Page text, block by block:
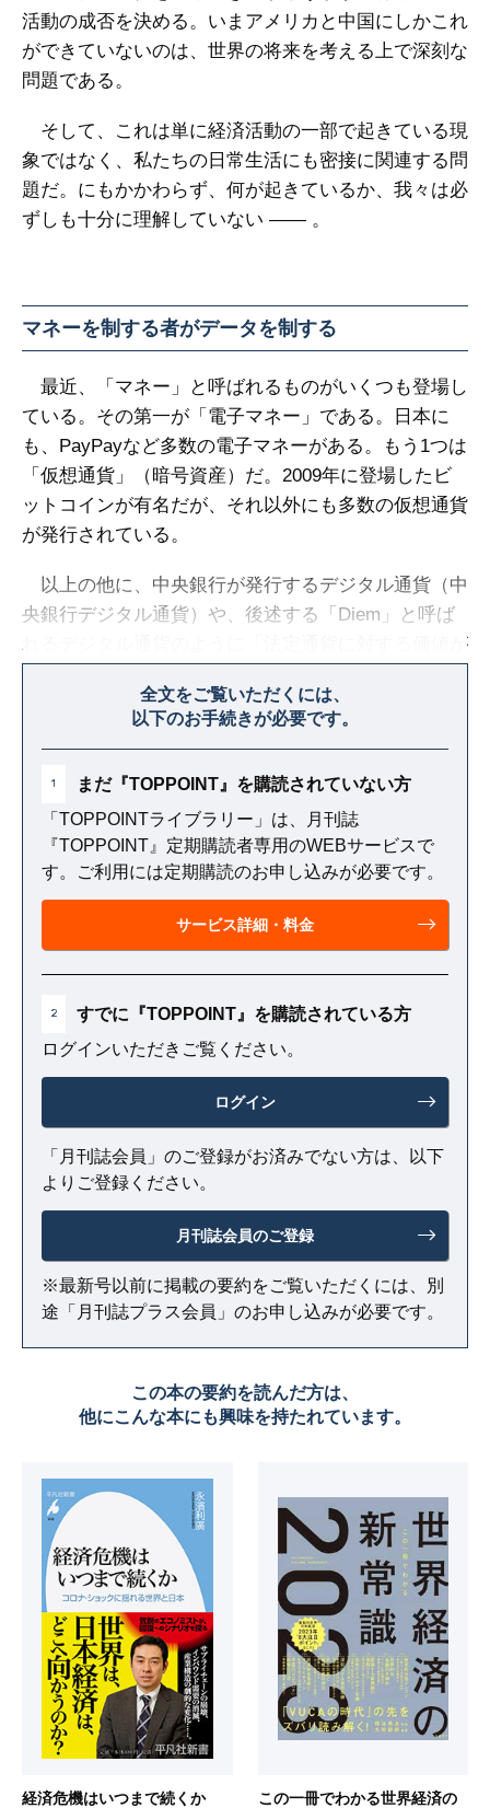
活動の成否を決める。いまアメリカと中国にしかこれ
ができていないのは、世界の将来を考える上で深刻な
問題である。
そして、これは単に経済活動の一部で起きている現
象ではなく、私たちの日常生活にも密接に関連する問
題だ。にもかかわらず、何が起きているか、我々は必
ずしも十分に理解していない ―― 。
マネーを制する者がデータを制する
最近、「マネー」と呼ばれるものがいくつも登場し
ている。その第一が「電子マネー」である。日本に
も、PayPayなど多数の電子マネーがある。もう1つは
「仮想通貨」（暗号資産）だ。2009年に登場したビ
ットコインが有名だが、それ以外にも多数の仮想通貨
が発行されている。
以上の他に、中央銀行が発行するデジタル通貨（中
央銀行デジタル通貨）や、後述する「Diem」と呼ば
れるデジタル通貨のように「法定通貨に対する価値が
ン）の発行が計画されている。
全文をご覧いただくには、
以下のお手続きが必要です。
1
まだ『TOPPOINT』を購読されていない方
「TOPPOINTライブラリー」は、月刊誌
『TOPPOINT』定期購読者専用のWEBサービスで
す。ご利用には定期購読のお申し込みが必要です。
サービス詳細・料金
2
すでに『TOPPOINT』を購読されている方
ログインいただきご覧ください。
ログイン
「月刊誌会員」のご登録がお済みでない方は、以下
よりご登録ください。
月刊誌会員のご登録
※最新号以前に掲載の要約をご覧いただくには、別
途「月刊誌プラス会員」のお申し込みが必要です。
この本の要約を読んだ方は、
他にこんな本にも興味を持たれています。
経済危機はいつまで続くか
この一冊でわかる世界経済の